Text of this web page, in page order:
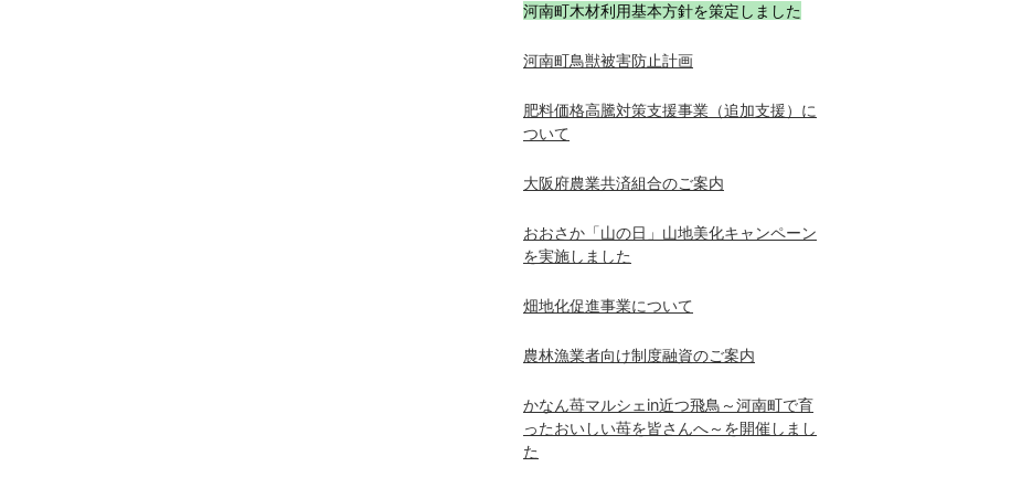
河南町木材利用基本方針を策定しました
河南町鳥獣被害防止計画
肥料価格高騰対策支援事業（追加支援）に
ついて
大阪府農業共済組合のご案内
おおさか「山の日」山地美化キャンペーン
を実施しました
畑地化促進事業について
農林漁業者向け制度融資のご案内
かなん苺マルシェin近つ飛鳥～河南町で育
ったおいしい苺を皆さんへ～を開催しまし
た